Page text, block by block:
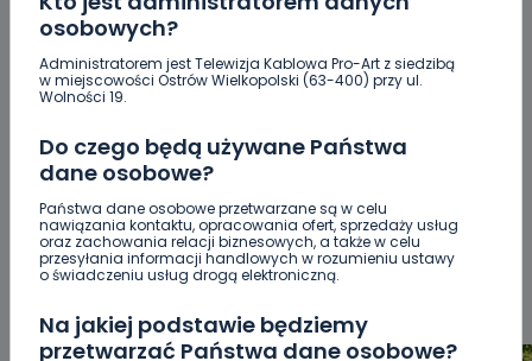
osobowych?
Administratorem jest Telewizja Kablowa Pro-Art z siedzibą
w miejscowości Ostrów Wielkopolski (63-400) przy ul.
Wolności 19.
Do czego będą używane Państwa
dane osobowe?
Państwa dane osobowe przetwarzane są w celu
nawiązania kontaktu, opracowania ofert, sprzedaży usług
oraz zachowania relacji biznesowych, a także w celu
przesyłania informacji handlowych w rozumieniu ustawy
o świadczeniu usług drogą elektroniczną.
Na jakiej podstawie będziemy
przetwarzać Państwa dane osobowe?
POPULARNE
WSZYSTKIE BEZPIECZEŃSTWO
CIEKAWOSTKI
EDUKACJA
GOSPODARKA I FINANSE
KORONAWIRUS
SYGNALE
OPINIE POLITYKA RELIGIA
SAMORZĄD
ŚRODOWISKO
WASZE INFO
WSZYSTKICH ŚWIĘTYCH
WYWIADY
ZDROWIE